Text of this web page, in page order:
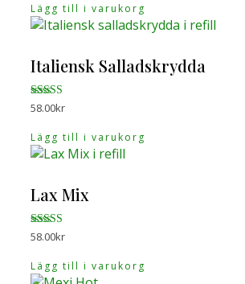
Lägg till i varukorg
Italiensk Salladskrydda
Betygsatt
58.00kr
Lägg till i varukorg
Lax Mix
Betygsatt
58.00kr
Lägg till i varukorg